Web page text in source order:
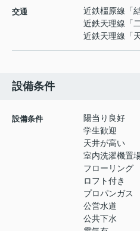
交通 近鉄橿原線 「
近鉄天理線 「
近鉄天理線 「
設備条件
設備条件
陽当り良好
学生歓迎
天井が高い
室内洗濯機置
フローリング
ロフト付き
プロパンガス
公営水道
公共下水